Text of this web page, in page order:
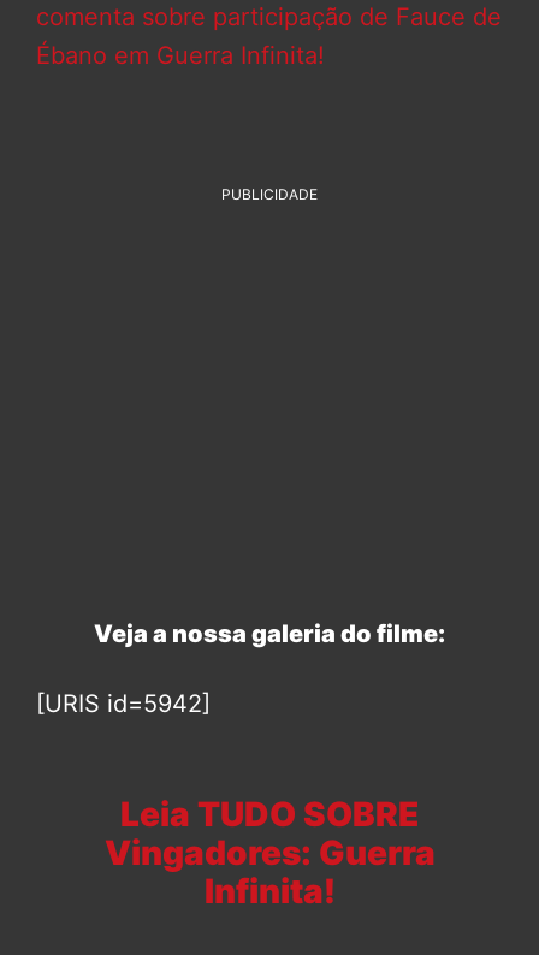
comenta sobre participação de Fauce de
Ébano em Guerra Infinita!
PUBLICIDADE
Veja a nossa galeria do filme:
[URIS id=5942]
Leia TUDO SOBRE
Vingadores: Guerra
Infinita!